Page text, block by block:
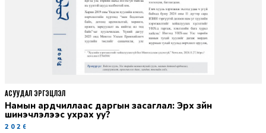
Намын ардчиллаас даргын засаглал: Эрх зүйн
шинэчлэлээс ухрах уу?
2026-07-08
АСУУДАЛ ЭРГЭЦҮҮЛЭЛ